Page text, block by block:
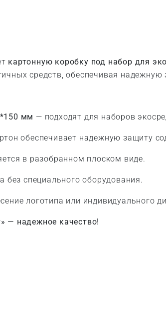
картонную коробку под набор для
средств, обеспечивая надежную
мм — подходят для наборов
обеспечивает надежную защиту
в разобранном плоском виде.
без специального оборудования.
логотипа или индивидуального
— надежное качество!